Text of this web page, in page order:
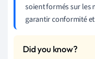
soient formés sur les
garantir conformité